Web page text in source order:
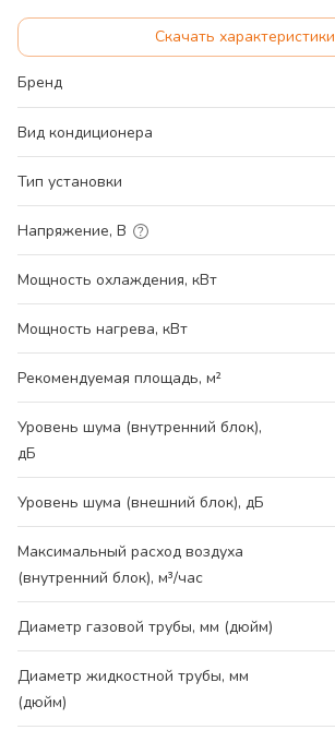
Скачать характеристики
Бренд
Вид кондиционера
Тип установки
Напряжение, В
Мощность охлаждения, кВт
Мощность нагрева, кВт
Рекомендуемая площадь, м²
Уровень шума (внутренний блок),
дБ
Уровень шума (внешний блок), дБ
Максимальный расход воздуха
(внутренний блок), м³/час
Диаметр газовой трубы, мм (дюйм)
Диаметр жидкостной трубы, мм
(дюйм)